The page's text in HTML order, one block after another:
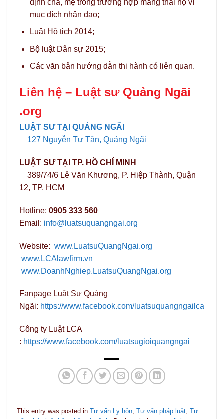
định cha, mẹ trong trường hợp mang thai hộ vì
mục đích nhân đạo;
Luật Hộ tịch 2014;
Bộ luật Dân sự 2015;
Các văn bản hướng dẫn thi hành có liên quan.
Liên hệ – Luật sư Quảng Ngãi
.org
LUẬT SƯ TẠI QUẢNG NGÃI
127 Nguyễn Tự Tân, Quảng Ngãi
LUẬT SƯ TẠI TP. HỒ CHÍ MINH
389/74/6 Lê Văn Khương, P. Hiệp Thành, Quận
12, TP. HCM
Hotline: 0905 333 560
Email: info@luatsuquangngai.org
Website: www.LuatsuQuangNgai.org
www.LCAlawfirm.vn
www.DoanhNghiep.LuatsuQuangNgai.org
Fanpage Luật Sư Quảng
Ngãi: https://www.facebook.com/luatsuquangngailca
Công ty Luật LCA
: https://www.facebook.com/luatsugioiquangngai
This entry was posted inTư vấn Ly hôn,Tư vấn pháp luật,Tư